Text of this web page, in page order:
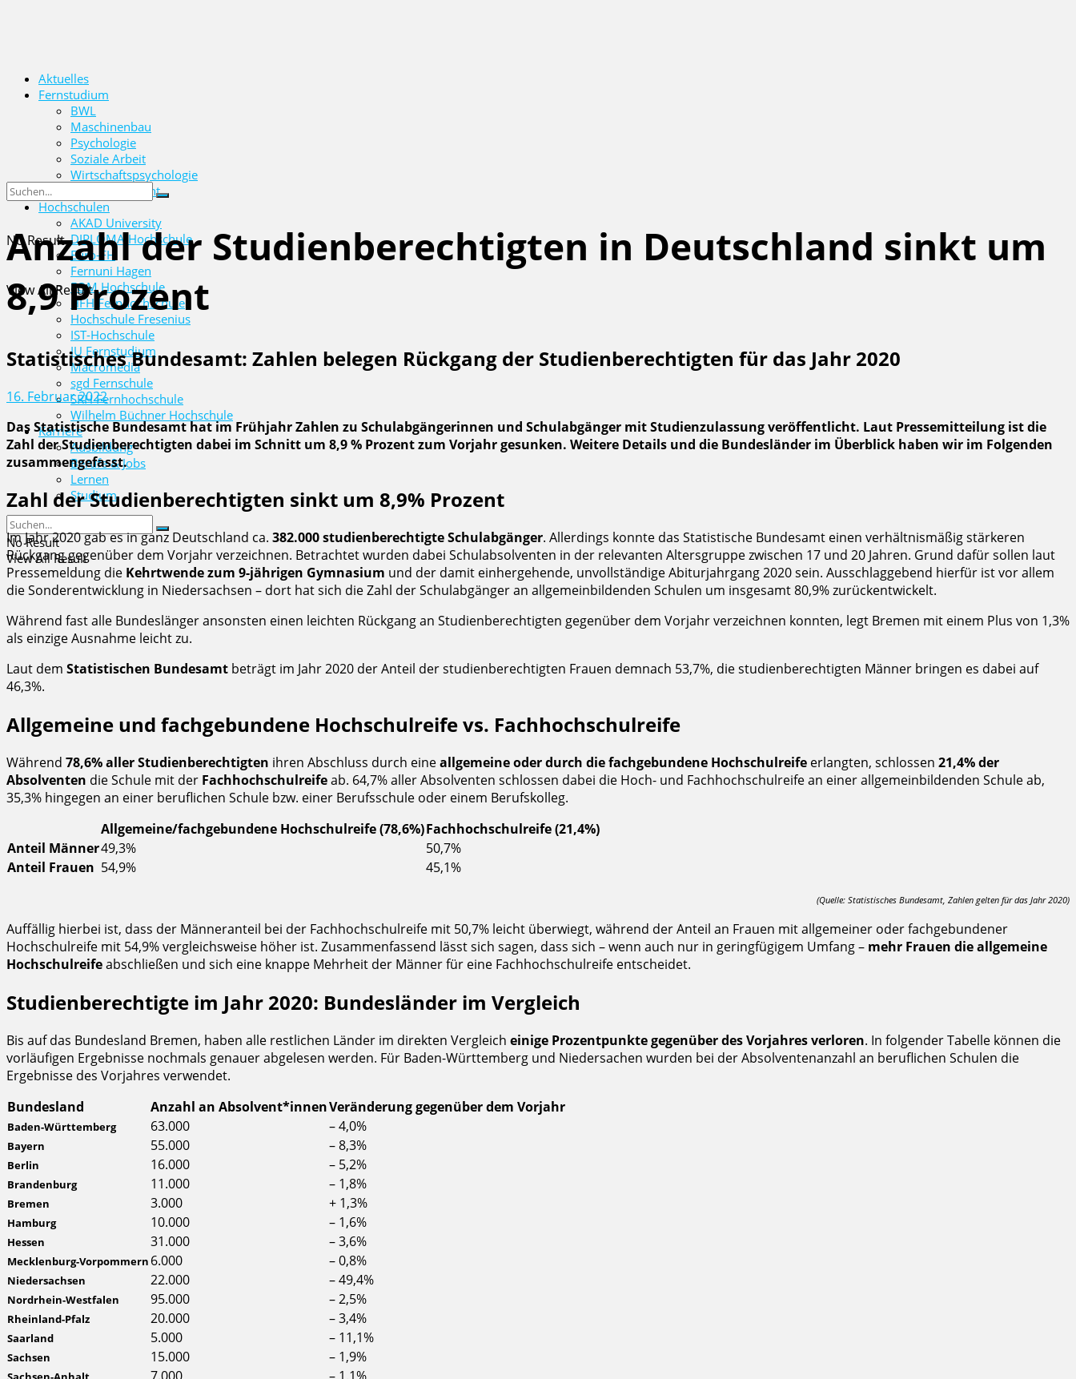
Aktuelles
Fernstudium
BWL
Maschinenbau
Psychologie
Soziale Arbeit
Wirtschaftspsychologie
Wirtschaftsrecht
Hochschulen
AKAD University
DIPLOMA Hochschule
Euro-FH
Fernuni Hagen
FOM Hochschule
HFH Fernhochschule
Hochschule Fresenius
IST-Hochschule
IU Fernstudium
Macromedia
sgd Fernschule
SRH Fernhochschule
Wilhelm Büchner Hochschule
Karriere
Ausbildung
Berufe & Jobs
Lernen
Studium
No Result
View All Result
No Result
View All Result
Anzahl der Studienberechtigten in Deutschland sinkt um
8,9 Prozent
Statistisches Bundesamt: Zahlen belegen Rückgang der Studienberechtigten für das Jahr 2020
16. Februar 2022
Das Statistische Bundesamt hat im Frühjahr Zahlen zu Schulabgängerinnen und Schulabgänger mit Studienzulassung veröffentlicht. Laut Pressemitteilung ist die
Zahl der Studienberechtigten dabei im Schnitt um 8,9 % Prozent zum Vorjahr gesunken. Weitere Details und die Bundesländer im Überblick haben wir im Folgenden
zusammengefasst.
Zahl der Studienberechtigten sinkt um 8,9% Prozent
Im Jahr 2020 gab es in ganz Deutschland ca. 382.000 studienberechtigte Schulabgänger. Allerdings konnte das Statistische Bundesamt einen verhältnismäßig stärkeren
Rückgang gegenüber dem Vorjahr verzeichnen. Betrachtet wurden dabei Schulabsolventen in der relevanten Altersgruppe zwischen 17 und 20 Jahren. Grund dafür sollen laut
Pressemeldung die Kehrtwende zum 9-jährigen Gymnasium und der damit einhergehende, unvollständige Abiturjahrgang 2020 sein. Ausschlaggebend hierfür ist vor allem
die Sonderentwicklung in Niedersachsen – dort hat sich die Zahl der Schulabgänger an allgemeinbildenden Schulen um insgesamt 80,9% zurückentwickelt.
Während fast alle Bundeslänger ansonsten einen leichten Rückgang an Studienberechtigten gegenüber dem Vorjahr verzeichnen konnten, legt Bremen mit einem Plus von 1,3%
als einzige Ausnahme leicht zu.
Laut dem Statistischen Bundesamt beträgt im Jahr 2020 der Anteil der studienberechtigten Frauen demnach 53,7%, die studienberechtigten Männer bringen es dabei auf
46,3%.
Allgemeine und fachgebundene Hochschulreife vs. Fachhochschulreife
Während 78,6% aller Studienberechtigten ihren Abschluss durch eineallgemeine oder durch die fachgebundene Hochschulreife erlangten, schlossen 21,4% der
Absolventen die Schule mit der Fachhochschulreifeab. 64,7% aller Absolventen schlossen dabei die Hoch- und Fachhochschulreife an einer allgemeinbildenden Schule ab,
35,3% hingegen an einer beruflichen Schule bzw. einer Berufsschule oder einem Berufskolleg.
Allgemeine/fachgebundene Hochschulreife (78,6%)Fachhochschulreife (21,4%)
Anteil Männer49,3%
50,7%
Anteil Frauen 54,9% 45,1%
(Quelle: Statistisches Bundesamt, Zahlen gelten für das Jahr 2020)
Auffällig hierbei ist, dass der Männeranteil bei der Fachhochschulreife mit 50,7% leicht überwiegt, während der Anteil an Frauen mit allgemeiner oder fachgebundener
Hochschulreife mit 54,9% vergleichsweise höher ist. Zusammenfassend lässt sich sagen, dass sich – wenn auch nur in geringfügigem Umfang – mehr Frauen die allgemeine
Hochschulreifeabschließen und sich eine knappe Mehrheit der Männer für eine Fachhochschulreife entscheidet.
Studienberechtigte im Jahr 2020: Bundesländer im Vergleich
Bis auf das Bundesland Bremen, haben alle restlichen Länder im direkten Vergleich einige Prozentpunkte gegenüber des Vorjahres verloren. In folgender Tabelle können die
vorläufigen Ergebnisse nochmals genauer abgelesen werden. Für Baden-Württemberg und Niedersachen wurden bei der Absolventenanzahl an beruflichen Schulen die
Ergebnisse des Vorjahres verwendet.
Bundesland
Anzahl an Absolvent*innenVeränderung gegenüber dem Vorjahr
Baden-Württemberg 63.000 – 4,0%
Bayern 55.000 – 8,3%
Berlin 16.000 – 5,2%
Brandenburg 11.000 – 1,8%
Bremen 3.000 + 1,3%
Hamburg 10.000 – 1,6%
Hessen 31.000 – 3,6%
Mecklenburg-Vorpommern 6.000 – 0,8%
Niedersachsen 22.000 – 49,4%
Nordrhein-Westfalen 95.000 – 2,5%
Rheinland-Pfalz 20.000 – 3,4%
Saarland 5.000 – 11,1%
Sachsen 15.000 – 1,9%